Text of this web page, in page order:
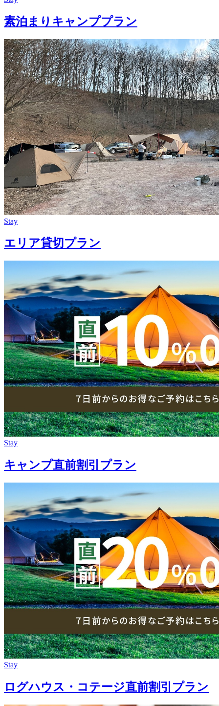
素泊まりキャンププラン
Stay
エリア貸切プラン
Stay
キャンプ直前割引プラン
Stay
ログハウス・コテージ直前割引プラン